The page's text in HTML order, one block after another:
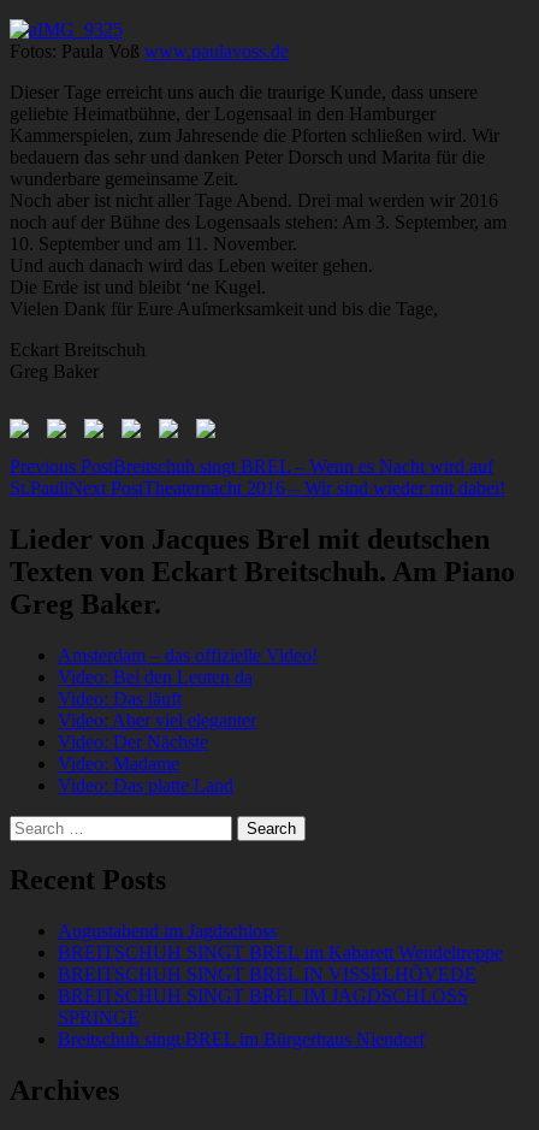
Fotos: Paula Voß www.paulavoss.de
Dieser Tage erreicht uns auch die traurige Kunde, dass unsere
geliebte Heimatbühne, der Logensaal in den Hamburger
Kammerspielen, zum Jahresende die Pforten schließen wird. Wir
bedauern das sehr und danken Peter Dorsch und Marita für die
wunderbare gemeinsame Zeit.
Noch aber ist nicht aller Tage Abend. Drei mal werden wir 2016
noch auf der Bühne des Logensaals stehen: Am 3. September, am
10. September und am 11. November.
Und auch danach wird das Leben weiter gehen.
Die Erde ist und bleibt ‘ne Kugel.
Vielen Dank für Eure Aufmerksamkeit und bis die Tage,
Eckart Breitschuh
Greg Baker
Post
navigation
Previous PostBreitschuh singt BREL – Wenn es Nacht wird auf
St.PauliNext PostTheaternacht 2016 – Wir sind wieder mit dabei!
Lieder von Jacques Brel mit deutschen
Texten von Eckart Breitschuh. Am Piano
Greg Baker.
Amsterdam – das offizielle Video!
Video: Bei den Leuten da
Video: Das läuft
Video: Aber viel eleganter
Video: Der Nächste
Video: Madame
Video: Das platte Land
Search
for:
Recent Posts
Augustabend im Jagdschloss
BREITSCHUH SINGT BREL im Kabarett Wendeltreppe
BREITSCHUH SINGT BREL IN VISSELHÖVEDE
BREITSCHUH SINGT BREL IM JAGDSCHLOSS
SPRINGE
Breitschuh singt BREL im Bürgerhaus Niendorf
Archives